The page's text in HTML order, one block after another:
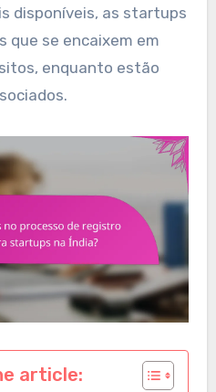
disponíveis, as startups
que se encaixem em
enquanto estão
article: